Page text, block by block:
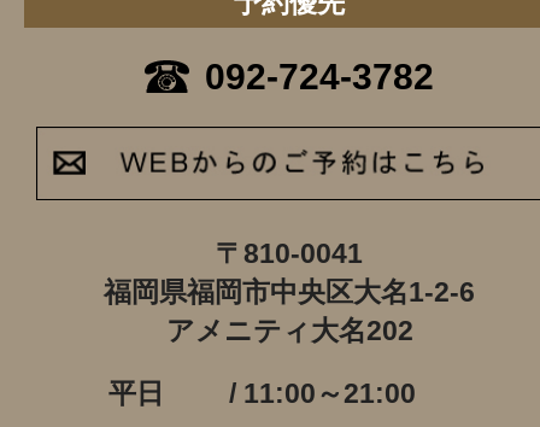
092-724-3782
〒810-0041
福岡県福岡市中央区大名1-2-6
アメニティ大名202
平日
/ 11:00～21:00